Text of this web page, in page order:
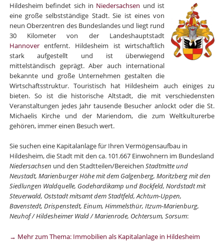
Hildesheim befindet sich in Niedersachsen und ist
eine große selbstständige Stadt. Sie ist eines von
neun Oberzentren des Bundeslandes und liegt rund
30 Kilometer von der Landeshauptstadt
Hannoverentfernt. Hildesheim ist wirtschaftlich
stark aufgestellt und ist überwiegend
mittelständisch geprägt. Aber auch international
bekannte und große Unternehmen gestalten die
Wirtschaftsstruktur. Touristisch hat Hildesheim auch einiges zu
bieten. So ist die historische Altstadt, die mit verschiedensten
Veranstaltungen jedes Jahr tausende Besucher anlockt oder die St.
Michaelis Kirche und der Mariendom, die zum Weltkulturerbe
gehören, immer einen Besuch wert.
Sie suchen eine Kapitalanlage für Ihren Vermögensaufbau in
Hildesheim, die Stadt mit den ca. 101.667 Einwohnern im Bundesland
Niedersachsen und den Stadtteilen/Bereichen Stadtmitte und
Neustadt, Marienburger Höhe mit dem Galgenberg, Moritzberg mit den
Siedlungen Waldquelle, Godehardikamp und Bockfeld, Nordstadt mit
Steuerwald, Oststadt mitsamt dem Stadtfeld, Achtum-Uppen,
Bavenstedt, Drispenstedt, Einum, Himmelsthür, Itzum-Marienburg,
Neuhof / Hildesheimer Wald / Marienrode, Ochtersum, Sorsum:
→ Mehr zum Thema: Immobilien als Kapitalanlage in Hildesheim